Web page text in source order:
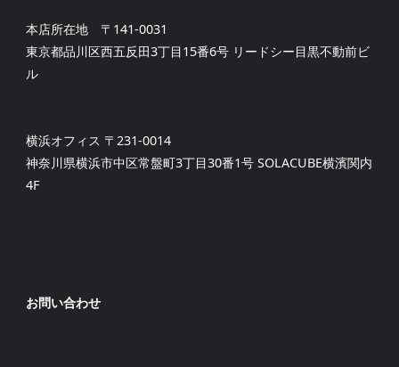
本店所在地 〒141-0031
東京都品川区西五反田3丁目15番6号 リードシー目黒不動前ビ
ル
横浜オフィス 〒231-0014
神奈川県横浜市中区常盤町3丁目30番1号 SOLACUBE横濱関内
4F
お問い合わせ